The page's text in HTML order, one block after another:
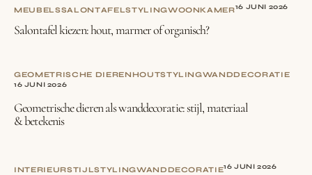
MEUBELSSALONTAFELSTYLINGWOONKAMER16 JUNI 2026
Salontafel kiezen: hout, marmer of organisch?
GEOMETRISCHE DIERENHOUTSTYLINGWANDDECORATIE
16 JUNI 2026
Geometrische dieren als wanddecoratie: stijl, materiaal
& betekenis
INTERIEURSTIJLSTYLINGWANDDECORATIE16 JUNI 2026